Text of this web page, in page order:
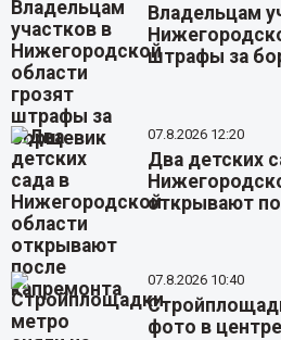
Владельцам
штрафы за
07.8.2026 12:20
Два детских
открывают
07.8.2026 10:40
фото в